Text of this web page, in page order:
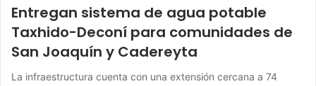
Entregan sistema de agua potable
Taxhido-Deconí para comunidades de
San Joaquín y Cadereyta
La infraestructura cuenta con una extensión cercana a 74